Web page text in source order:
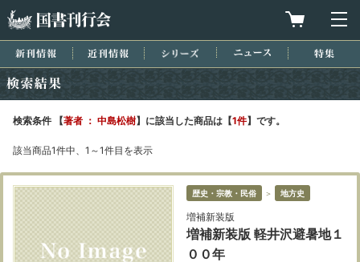
買物カゴを
新刊情報 近刊情報 シリーズ ニュース
検索条件 【著者 ： 中島松樹】に該当した商品は【1件】です。
該当商品1件中、1～1件目を表示
歴史・宗教・民俗 ＞ 地方史
増補新装版
増補新装版 軽井沢避暑地１
００年